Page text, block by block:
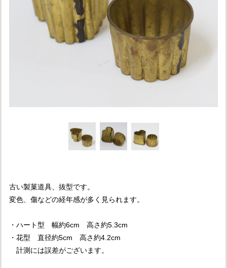
古い製菓道具、抜型です。
変色、傷などの経年感が多く見られます。
・ハート型 幅約6cm 高さ約5.3cm
・花型 直径約5cm 高さ約4.2cm
計測には誤差がございます。